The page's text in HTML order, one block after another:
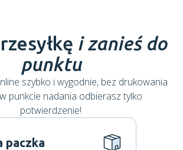
i zanieś do
punktu
szybko i wygodnie, bez drukowania
punkcie nadania odbierasz tylko
potwierdzenie!
paczka